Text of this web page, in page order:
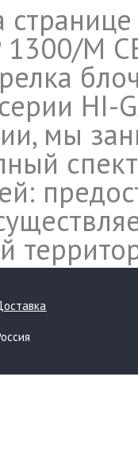
1300/M
мы